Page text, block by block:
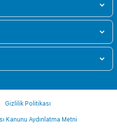
Gizlilik Politikası
Kanunu Aydınlatma Metni